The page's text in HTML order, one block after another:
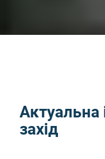
Актуальна
захід